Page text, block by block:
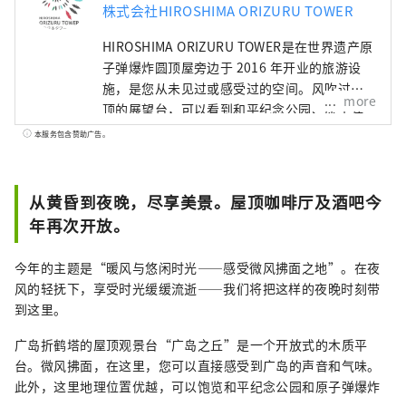
株式会社HIROSHIMA ORIZURU TOWER
HIROSHIMA ORIZURU TOWER是在世界遗产原
子弹爆炸圆顶屋旁边于 2016 年开业的旅游设
施，是您从未见过或感受过的空间。风吹过屋
顶的展望台，可以看到和平纪念公园、原子弹
爆炸圆顶屋，天气好的时候甚至可以看到宫岛
璃折鹤墙中。此外，一楼还设有出售当地喜爱
的产品的物产店和可品尝广岛食材的咖啡厅。
more
本服务包含赞助广告。
从黄昏到夜晚，尽享美景。屋顶咖啡厅及酒吧今
年再次开放。
今年的主题是“暖风与悠闲时光——感受微风拂面之地”。在夜
风的轻抚下，享受时光缓缓流逝——我们将把这样的夜晚时刻带
到这里。
广岛折鹤塔的屋顶观景台“广岛之丘”是一个开放式的木质平
台。微风拂面，在这里，您可以直接感受到广岛的声音和气味。
此外，这里地理位置优越，可以饱览和平纪念公园和原子弹爆炸